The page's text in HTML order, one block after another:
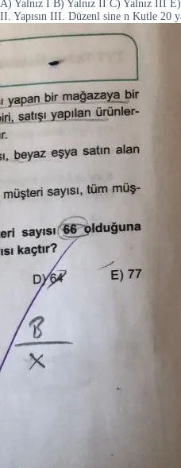
A) Yalnız I B) Yalnız II C) Yalnız III
II. Yapısın III. Düzenl sine n Kutle 20